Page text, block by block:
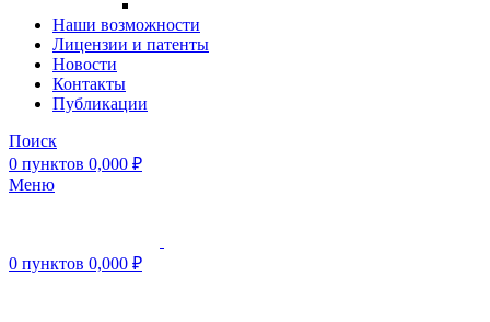
Наши возможности
Лицензии и патенты
Новости
Контакты
Публикации
Поиск
0 пунктов 0,000 ₽
Меню
0 пунктов 0,000 ₽